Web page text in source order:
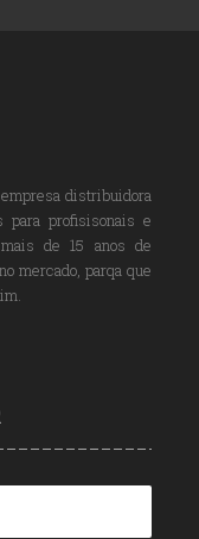
distribuidora
para profisisonais e
de 15 anos de
mercado, parqa que